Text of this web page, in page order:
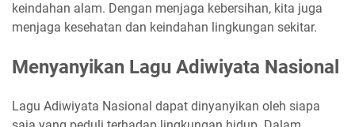
keindahan alam. Dengan menjaga kebersihan, kita juga
menjaga kesehatan dan keindahan lingkungan sekitar.
Menyanyikan Lagu Adiwiyata Nasional
Lagu Adiwiyata Nasional dapat dinyanyikan oleh siapa